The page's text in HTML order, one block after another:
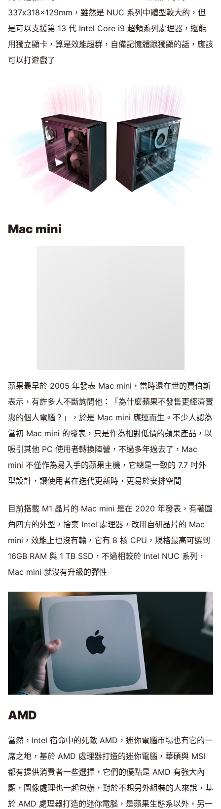
337x318x129mm，雖然是 NUC 系列中體型較大的，但
是可以支援第 13 代 Intel Core i9 超頻系列處理器，還能
用獨立顯卡，算是效能超群，自備記憶體跟獨顯的話，應該
可以打遊戲了
Mac mini
蘋果最早於 2005 年發表 Mac mini，當時還在世的賈伯斯
表示，有許多人不斷詢問他：「為什麼蘋果不發售更經濟實
惠的個人電腦？」，於是 Mac mini 應運而生。不少人認為
當初 Mac mini 的發表，只是作為相對低價的蘋果產品，以
吸引其他 PC 使用者轉換陣營，不過多年過去了，Mac
mini 不僅作為易入手的蘋果主機，它總是一致的 7.7 吋外
型設計，讓使用者在迭代更新時，更易於安排空間
目前搭載 M1 晶片的 Mac mini 是在 2020 年發表，有著圓
角四方的外型，捨棄 Intel 處理器，改用自研晶片的 Mac
mini，效能上也沒有輸，它有 8 核 CPU，規格最高可選到
16GB RAM 與 1 TB SSD，不過相較於 Intel NUC 系列，
Mac mini 就沒有升級的彈性
AMD
當然，Intel 宿命中的死敵 AMD，迷你電腦市場也有它的一
席之地，基於 AMD 處理器打造的迷你電腦，華碩與 MSI
都有提供消費者一些選擇，它們的優點是 AMD 有強大內
顯，圖像處理也一起包辦，對於不想另外組裝的人來說，基
於 AMD 處理器打造的迷你電腦，是蘋果生態系以外，另一